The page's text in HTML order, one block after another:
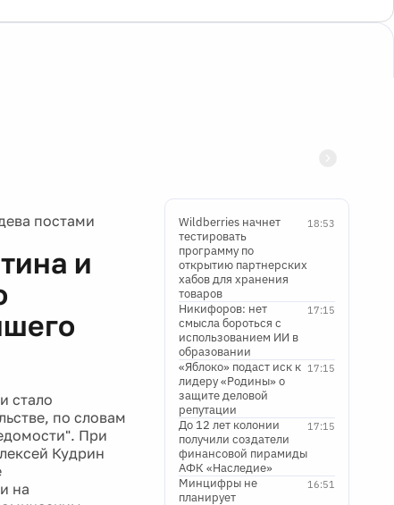
постами
и
стало
по словам
При
Кудрин
на
18:53
Wildberries начнет
тестировать
программу по
открытию партнерских
хабов для хранения
товаров
17:15
Никифоров: нет
смысла бороться с
использованием ИИ в
образовании
17:15
«Яблоко» подаст иск к
лидеру «Родины» о
защите деловой
репутации
17:15
До 12 лет колонии
получили создатели
финансовой пирамиды
АФК «Наследие»
16:51
Минцифры не
планирует